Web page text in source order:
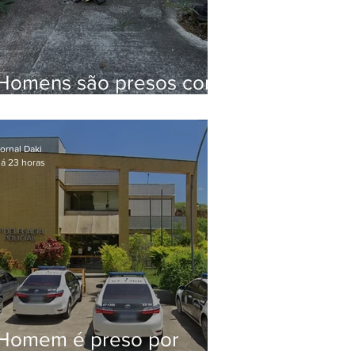
são presos com
Brejal
é preso por
Daki
23 horas